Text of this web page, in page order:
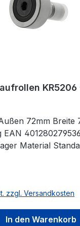
KR5206
72mm Breite
EAN
Material
beidseitig
zzgl. Versandkosten
In den Warenkorb